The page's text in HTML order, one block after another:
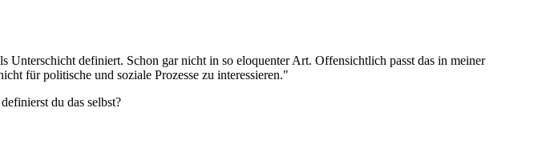
Unterschicht definiert. Schon gar nicht in so eloquenter Art. Offensichtlich passt das in meiner
für politische und soziale Prozesse zu interessieren."
du das selbst?